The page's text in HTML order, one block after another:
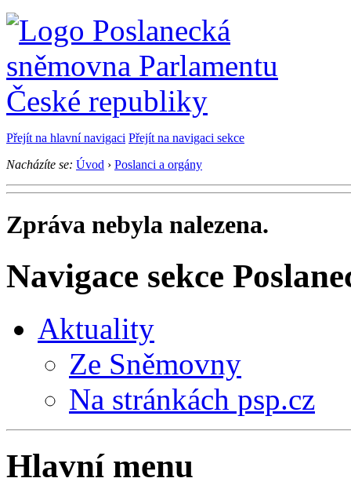
Přejít na hlavní navigaci Přejít na navigaci sekce
Nacházíte se: Úvod › Poslanci a orgány
Zpráva nebyla nalezena.
Navigace sekce
Aktuality
Ze Sněmovny
Na stránkách psp.cz
Hlavní menu